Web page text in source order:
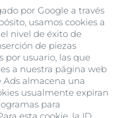
por Google a través
usamos cookies a
nivel de éxito de
de piezas
por usuario, las que
a nuestra página web
Ads almacena una
usualmente expiran
para